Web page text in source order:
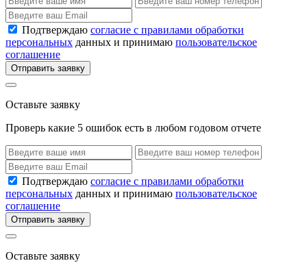
Подтверждаю согласие с правилами обработки
персональных данных и принимаю пользовательское
соглашение
Отправить заявку
Оставьте заявку
Проверь какие 5 ошибок есть в любом годовом отчете
Подтверждаю согласие с правилами обработки
персональных данных и принимаю пользовательское
соглашение
Отправить заявку
Оставьте заявку